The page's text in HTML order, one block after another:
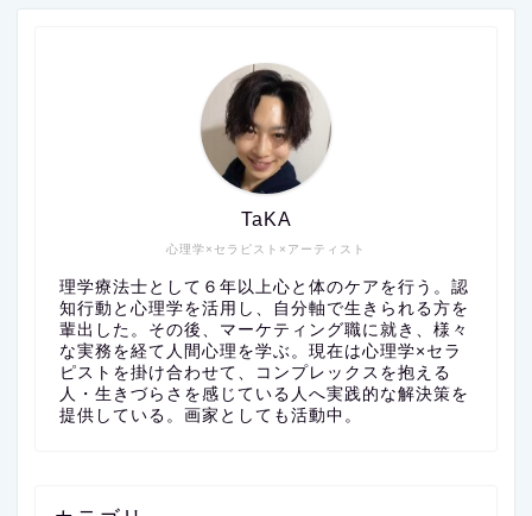
心理学×セラピスト×アーティスト
TaKA
理学療法士として６年以上心と体のケアを行う。認
知行動と心理学を活用し、自分軸で生きられる方を
輩出した。その後、マーケティング職に就き、様々
な実務を経て人間心理を学ぶ。現在は心理学×セラ
ピストを掛け合わせて、コンプレックスを抱える
人・生きづらさを感じている人へ実践的な解決策を
提供している。画家としても活動中。